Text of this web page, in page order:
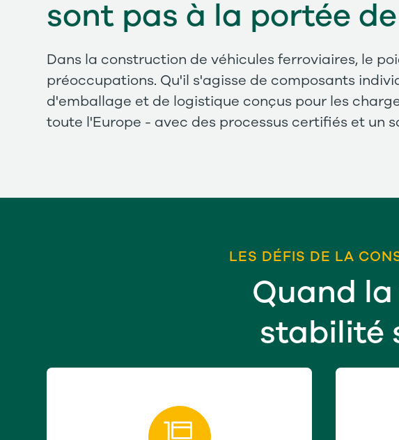
sont pas à la portée
Dans la construction de véhicules ferroviaires, le
préoccupations. Qu'il s'agisse de composants
d'emballage et de logistique conçus pour les
toute l'Europe - avec des processus certifiés et un
LES DÉFIS DE LA
Quand
stabilité